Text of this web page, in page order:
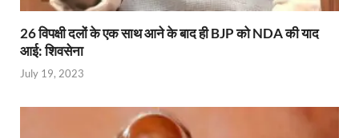
26 विपक्षी दलों के एक साथ आने के बाद ही BJP को NDA की याद
आई: शिवसेना
July 19, 2023